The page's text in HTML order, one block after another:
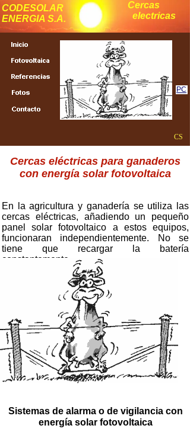
Cercas
electricas
En la agricultura y ganadería se utiliza las
cercas eléctricas, añadiendo un pequeño
panel solar fotovoltaico a estos equipos,
funcionaran independientemente. No se
tiene que recargar la batería
constantemente.
Cercas eléctricas para ganaderos
con energía solar fotovoltaica
CODESOLAR
ENERGIA S.A.
PC
CS
Sistemas de alarma o de vigilancia con
energía solar fotovoltaica